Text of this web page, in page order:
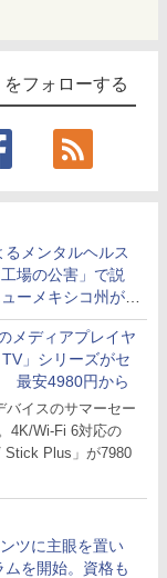
をフォローする
るメンタルヘルス
場の公害」で説
ーメキシコ州が5
ドルの支払い命令
メディアプレイヤ
」シリーズがセ
最安4980円から
バイスのサマーセー
4K/Wi-Fi 6対応の
Stick Plus」が7980
ツに主眼を置い
を開始。資格も